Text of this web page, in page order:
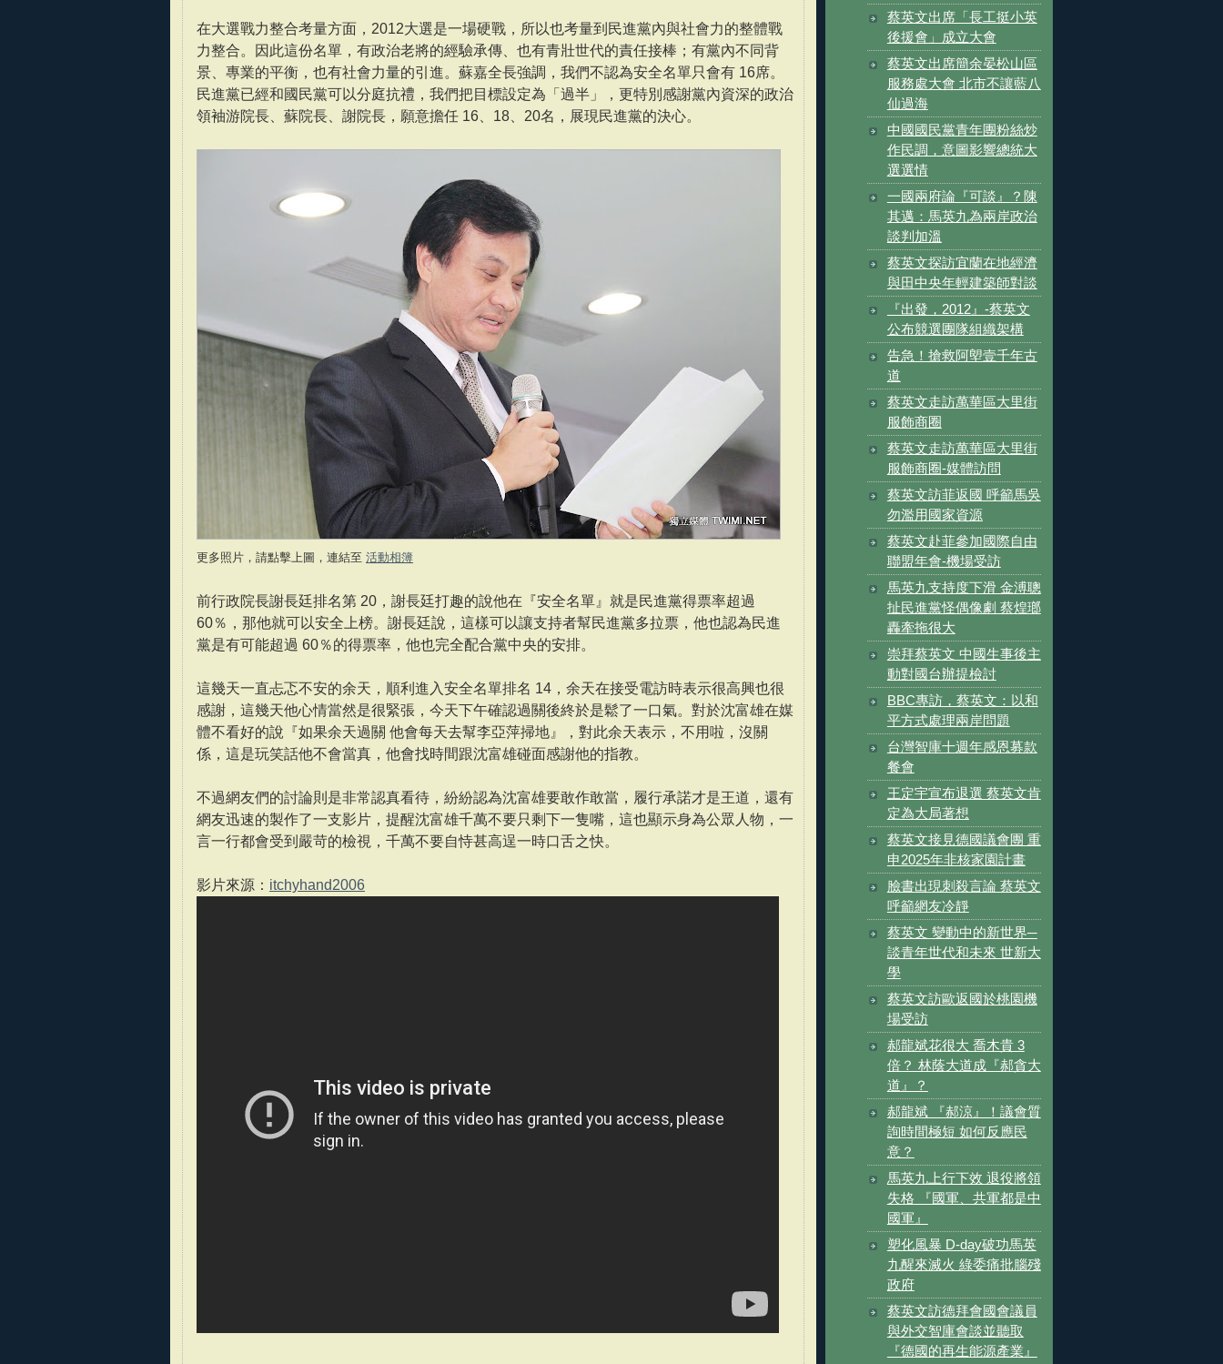
在大選戰力整合考量方面，2012大選是一場硬戰，所以也考量到民進黨內與社會力的整體戰
力整合。因此這份名單，有政治老將的經驗承傳、也有青壯世代的責任接棒；有黨內不同背
景、專業的平衡，也有社會力量的引進。蘇嘉全長強調，我們不認為安全名單只會有 16席。
民進黨已經和國民黨可以分庭抗禮，我們把目標設定為「過半」，更特別感謝黨內資深的政治
領袖游院長、蘇院長、謝院長，願意擔任 16、18、20名，展現民進黨的決心。
更多照片，請點擊上圖，連結至 活動相簿
前行政院長謝長廷排名第 20，謝長廷打趣的說他在『安全名單』就是民進黨得票率超過
60％，那他就可以安全上榜。謝長廷說，這樣可以讓支持者幫民進黨多拉票，他也認為民進
黨是有可能超過 60％的得票率，他也完全配合黨中央的安排。
這幾天一直忐忑不安的余天，順利進入安全名單排名 14，余天在接受電訪時表示很高興也很
感謝，這幾天他心情當然是很緊張，今天下午確認過關後終於是鬆了一口氣。對於沈富雄在媒
體不看好的說『如果余天過關 他會每天去幫李亞萍掃地』，對此余天表示，不用啦，沒關
係，這是玩笑話他不會當真，他會找時間跟沈富雄碰面感謝他的指教。
不過網友們的討論則是非常認真看待，紛紛認為沈富雄要敢作敢當，履行承諾才是王道，還有
網友迅速的製作了一支影片，提醒沈富雄千萬不要只剩下一隻嘴，這也顯示身為公眾人物，一
言一行都會受到嚴苛的檢視，千萬不要自恃甚高逞一時口舌之快。
影片來源： itchyhand2006
蔡英文出席「長工挺小英
後援會」成立大會
蔡英文出席簡余晏松山區
服務處大會 北市不讓藍八
仙過海
中國國民黨青年團粉絲炒
作民調，意圖影響總統大
選選情
一國兩府論『可談』？陳
其邁：馬英九為兩岸政治
談判加溫
蔡英文探訪宜蘭在地經濟
與田中央年輕建築師對談
『出發，2012』-蔡英文
公布競選團隊組織架構
告急！搶救阿塱壹千年古
道
蔡英文走訪萬華區大里街
服飾商圈
蔡英文走訪萬華區大里街
服飾商圈-媒體訪問
蔡英文訪菲返國 呼籲馬吳
勿濫用國家資源
蔡英文赴菲參加國際自由
聯盟年會-機場受訪
馬英九支持度下滑 金溥聰
扯民進黨怪偶像劇 蔡煌瑯
轟牽拖很大
崇拜蔡英文 中國生事後主
動對國台辦提檢討
BBC專訪，蔡英文：以和
平方式處理兩岸問題
台灣智庫十週年感恩募款
餐會
王定宇宣布退選 蔡英文肯
定為大局著想
蔡英文接見德國議會團 重
申2025年非核家園計畫
臉書出現刺殺言論 蔡英文
呼籲網友冷靜
蔡英文 變動中的新世界─
談青年世代和未來 世新大
學
蔡英文訪歐返國於桃園機
場受訪
郝龍斌花很大 喬木貴 3
倍？ 林蔭大道成『郝貪大
道』？
郝龍斌 『郝涼』！議會質
詢時間極短 如何反應民
意？
馬英九上行下效 退役將領
失格 『國軍、共軍都是中
國軍』
塑化風暴 D-day破功馬英
九醒來滅火 綠委痛批腦殘
政府
蔡英文訪德拜會國會議員
與外交智庫會談並聽取
『德國的再生能源產業』